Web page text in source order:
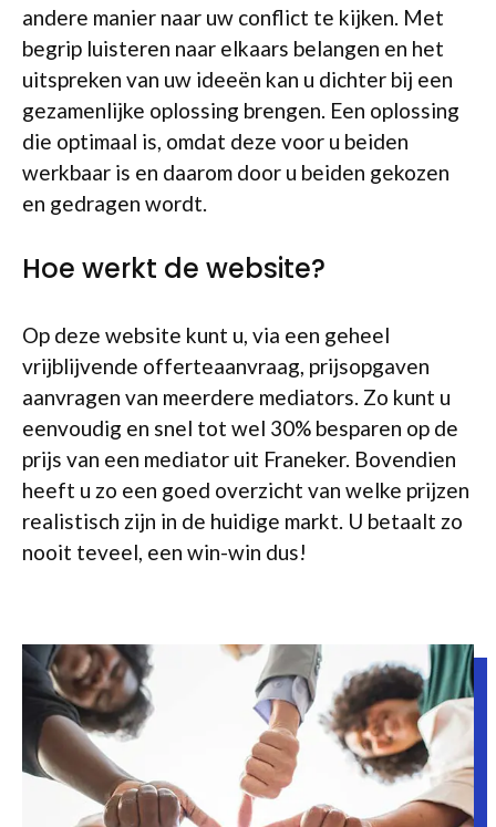
andere manier naar uw conflict te kijken. Met
begrip luisteren naar elkaars belangen en het
uitspreken van uw ideeën kan u dichter bij een
gezamenlijke oplossing brengen. Een oplossing
die optimaal is, omdat deze voor u beiden
werkbaar is en daarom door u beiden gekozen
en gedragen wordt.
Hoe werkt de website?
Op deze website kunt u, via een geheel
vrijblijvende offerteaanvraag, prijsopgaven
aanvragen van meerdere mediators. Zo kunt u
eenvoudig en snel tot wel 30% besparen op de
prijs van een mediator uit Franeker. Bovendien
heeft u zo een goed overzicht van welke prijzen
realistisch zijn in de huidige markt. U betaalt zo
nooit teveel, een win-win dus!